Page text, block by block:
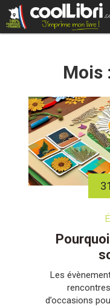
Mois
Les
d’occasions